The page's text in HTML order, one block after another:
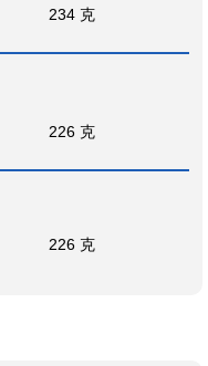
234 克
226 克
226 克